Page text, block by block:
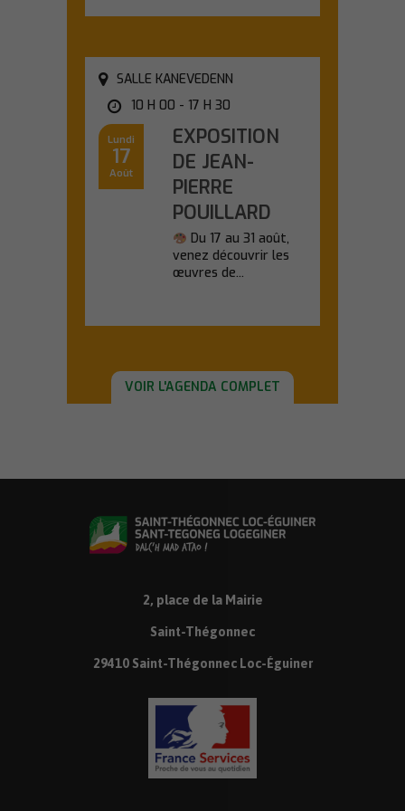
SALLE KANEVEDENN
10 H 00 - 17 H 30
Lundi
17
Août
EXPOSITION
DE JEAN-
PIERRE
POUILLARD
Du 17 au 31 août,
venez découvrir les
œuvres de...
VOIR L'AGENDA COMPLET
2, place de la Mairie
Saint-Thégonnec
29410 Saint-Thégonnec Loc-Éguiner